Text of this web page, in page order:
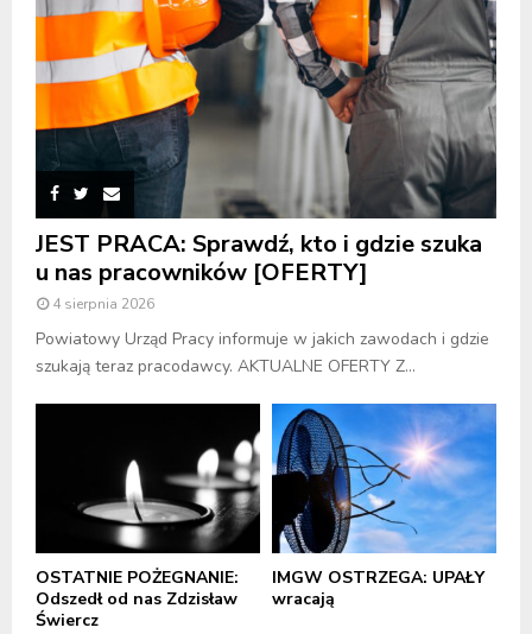
JEST PRACA: Sprawdź, kto i gdzie szuka
u nas pracowników [OFERTY]
4 sierpnia 2026
Powiatowy Urząd Pracy informuje w jakich zawodach i gdzie
szukają teraz pracodawcy. AKTUALNE OFERTY Z...
OSTATNIE POŻEGNANIE:
Odszedł od nas Zdzisław
Świercz
IMGW OSTRZEGA: UPAŁY
wracają